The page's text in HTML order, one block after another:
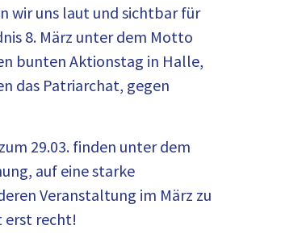
wir uns laut und sichtbar für
8. März unter dem Motto
bunten Aktionstag in Halle,
das Patriarchat, gegen
29.03. finden unter dem
auf eine starke
Veranstaltung im März zu
erst recht!